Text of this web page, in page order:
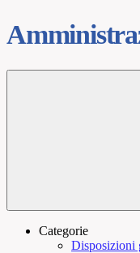
Categorie
Disposizioni